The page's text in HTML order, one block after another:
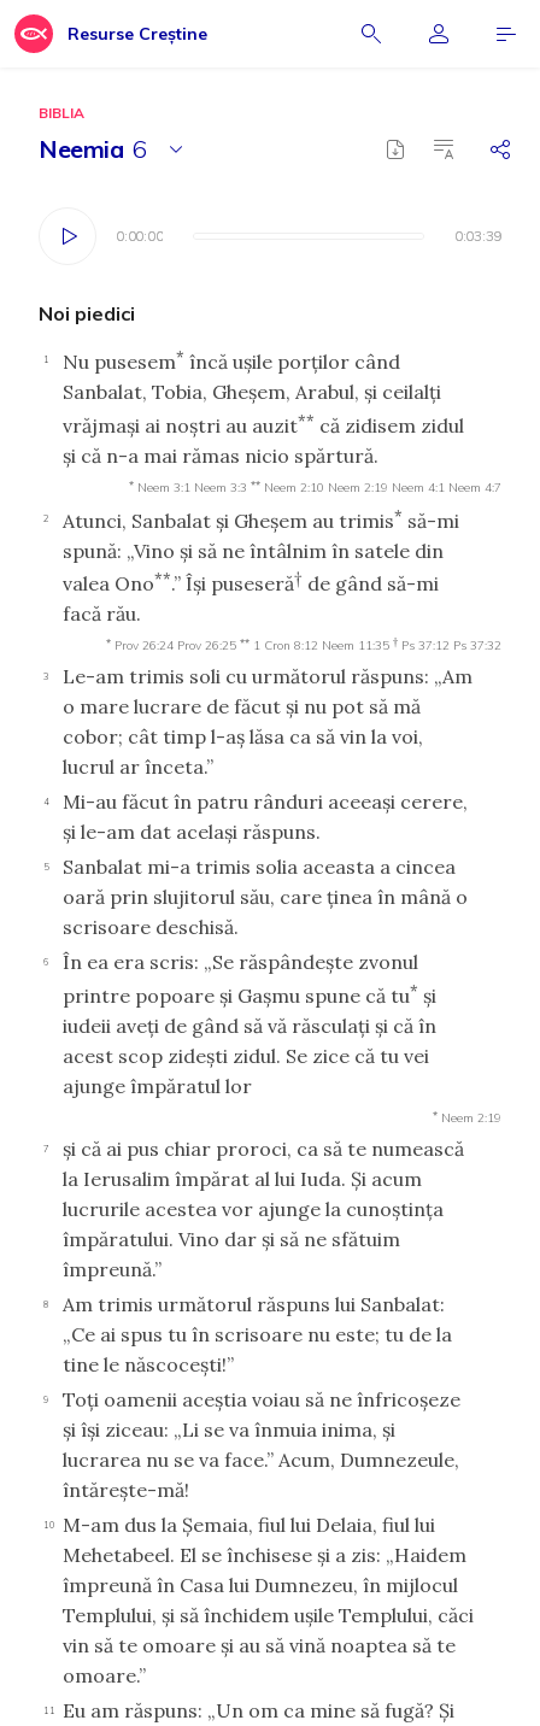
Resurse Creștine
BIBLIA
Neemia 6
0:00:00 0:03:39
0:00:00 0:03:39
Noi piedici
1 Nu pusesem* încă uşile porţilor când
Sanbalat, Tobia, Gheşem, Arabul, şi ceilalţi
vrăjmaşi ai noştri au auzit** că zidisem zidul
şi că n-a mai rămas nicio spărtură.
* Neem 3:1 Neem 3:3 ** Neem 2:10 Neem 2:19 Neem 4:1 Neem 4:7
2 Atunci, Sanbalat şi Gheşem au trimis* să-mi
spună: „Vino şi să ne întâlnim în satele din
valea Ono**.” Îşi puseseră† de gând să-mi
facă rău.
* Prov 26:24 Prov 26:25 ** 1 Cron 8:12 Neem 11:35 † Ps 37:12 Ps 37:32
3
Le-am trimis soli cu următorul răspuns: „Am
o mare lucrare de făcut şi nu pot să mă
cobor; cât timp l-aş lăsa ca să vin la voi,
lucrul ar înceta.”
4
Mi-au făcut în patru rânduri aceeaşi cerere,
şi le-am dat acelaşi răspuns.
5
Sanbalat mi-a trimis solia aceasta a cincea
oară prin slujitorul său, care ţinea în mână o
scrisoare deschisă.
6
În ea era scris: „Se răspândeşte zvonul
printre popoare şi Gaşmu spune că tu* şi
iudeii aveţi de gând să vă răsculaţi şi că în
acest scop zideşti zidul. Se zice că tu vei
ajunge împăratul lor
* Neem 2:19
7
şi că ai pus chiar proroci, ca să te numească
la Ierusalim împărat al lui Iuda. Şi acum
lucrurile acestea vor ajunge la cunoştinţa
împăratului. Vino dar şi să ne sfătuim
împreună.”
8
Am trimis următorul răspuns lui Sanbalat:
„Ce ai spus tu în scrisoare nu este; tu de la
tine le născoceşti!”
9
Toţi oamenii aceştia voiau să ne înfricoşeze
şi îşi ziceau: „Li se va înmuia inima, şi
lucrarea nu se va face.” Acum, Dumnezeule,
întăreşte-mă!
10
M-am dus la Şemaia, fiul lui Delaia, fiul lui
Mehetabeel. El se închisese şi a zis: „Haidem
împreună în Casa lui Dumnezeu, în mijlocul
Templului, şi să închidem uşile Templului, căci
vin să te omoare şi au să vină noaptea să te
omoare.”
11
Eu am răspuns: „Un om ca mine să fugă? Şi